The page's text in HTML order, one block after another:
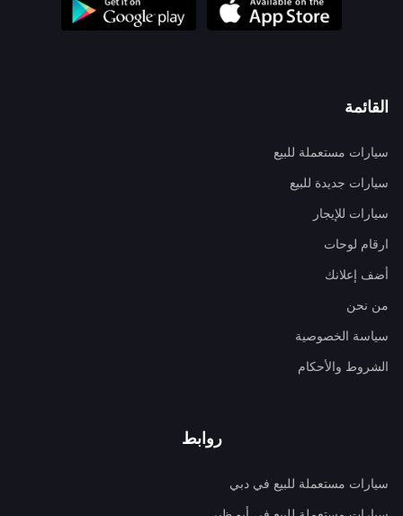
القائمة
سيارات مستعملة للبيع
سيارات جديدة للبيع
سيارات للإيجار
ارقام لوحات
أضف إعلانك
من نحن
سياسة الخصوصية
الشروط والأحكام
روابط
سيارات مستعملة للبيع في دبي